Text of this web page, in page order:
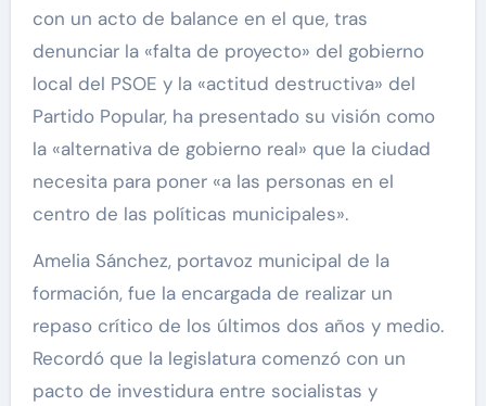
con un acto de balance en el que, tras
denunciar la «falta de proyecto» del gobierno
local del PSOE y la «actitud destructiva» del
Partido Popular, ha presentado su visión como
la «alternativa de gobierno real» que la ciudad
necesita para poner «a las personas en el
centro de las políticas municipales».
Amelia Sánchez, portavoz municipal de la
formación, fue la encargada de realizar un
repaso crítico de los últimos dos años y medio.
Recordó que la legislatura comenzó con un
pacto de investidura entre socialistas y